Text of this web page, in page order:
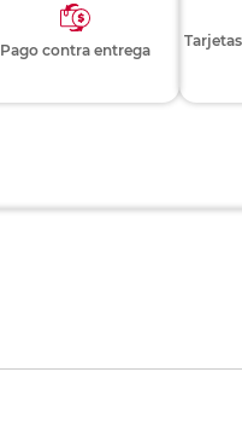
Pago contra entrega